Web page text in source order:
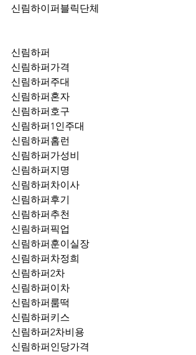
신림하이퍼블릭단체
신림하퍼
신림하퍼가격
신림하퍼주대
신림하퍼혼자
신림하퍼호구
신림하퍼1인주대
신림하퍼홈런
신림하퍼가성비
신림하퍼지명
신림하퍼차이사
신림하퍼후기
신림하퍼추천
신림하퍼훈이실장
신림하퍼차정희
신림하퍼2차
신림하퍼이차
신림하퍼룸떡
신림하퍼키스
신림하퍼2차비용
신림하퍼인당가격